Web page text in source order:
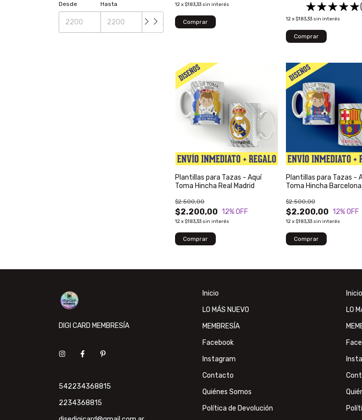
Desde Hasta 12x $183,33 sin interés
12x $183,33 sin interés
Plantillas para Tazas - Aquí
Toma Hincha Real Madrid
$2.200,00
$2.500,00
12% OFF
12x $183,33 sin interés
Plantillas para Tazas -
Toma Hincha Barcelona
$2.200,00
$2.500,00
12% OFF
12x $183,33 sin interés
DIGI CARD MEMBRESÍA
542234368815
2234368815
Inicio
LO MÁS NUEVO
MEMBRESÍA
Facebook
Instagram
Contacto
Quiénes Somos
Política de Devolución
Inicio
LO